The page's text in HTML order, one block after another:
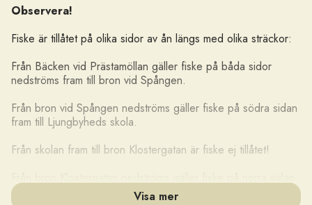
Observera!
Fiske är tillåtet på olika sidor av ån längs med olika sträckor:
Från Bäcken vid Prästamöllan gäller fiske på båda sidor
nedströms fram till bron vid Spången.
Från bron vid Spången nedströms gäller fiske på södra sidan
fram till Ljungbyheds skola.
Från skolan fram till bron Klostergatan är fiske ej tillåtet!
fram till västra gränsen för Herrevadsklosters naturreservat.
Visa mer